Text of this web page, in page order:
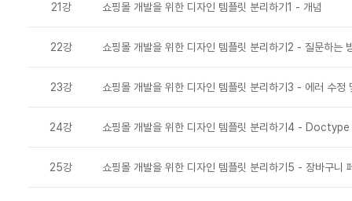
21강 쇼핑몰 개발을 위한 디자인 템플릿 분리하기1 - 개념
22강 쇼핑몰 개발을 위한 디자인 템플릿 분리하기2 - 질문하는
23강 쇼핑몰 개발을 위한 디자인 템플릿 분리하기3 - 에러 수정
24강 쇼핑몰 개발을 위한 디자인 템플릿 분리하기4 - Doctype
25강 쇼핑몰 개발을 위한 디자인 템플릿 분리하기5 - 장바구니